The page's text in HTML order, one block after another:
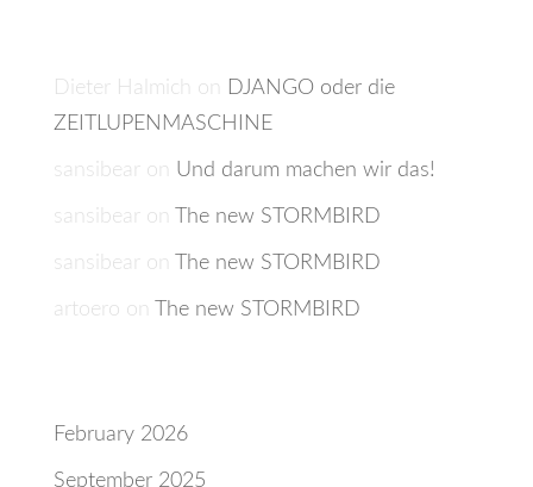
Dieter Halmich on DJANGO oder die
ZEITLUPENMASCHINE
sansibear on Und darum machen wir das!
sansibear on The new STORMBIRD
sansibear on The new STORMBIRD
artoero on The new STORMBIRD
February 2026
September 2025